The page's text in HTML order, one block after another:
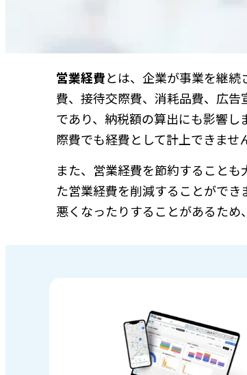
営業経費とは、企業が事業を継
費、接待交際費、消耗品費、広
であり、納税額の算出にも影響
際費でも経費として計上できませ
また、営業経費を節約すること
た営業経費を削減することがで
悪くなったりすることがあるため